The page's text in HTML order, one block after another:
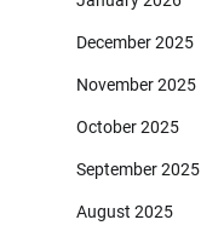
December 2025
November 2025
October 2025
September 2025
August 2025